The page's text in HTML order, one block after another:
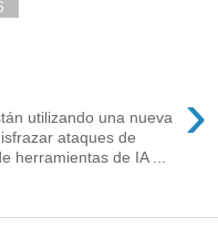
›
utilizando una nueva
ataques de
herramientas de IA ...